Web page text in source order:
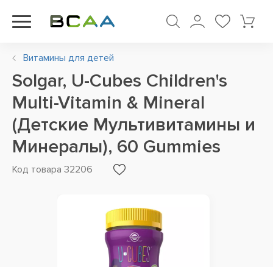
Витамины для детей
Solgar, U-Cubes Children's
Multi-Vitamin & Mineral
(Детские Мультивитамины и
Минералы), 60 Gummies
Код товара 32206